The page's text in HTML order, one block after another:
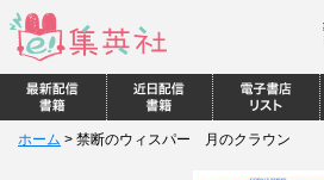
ホーム > 禁断のウィスパー 月のクラウン